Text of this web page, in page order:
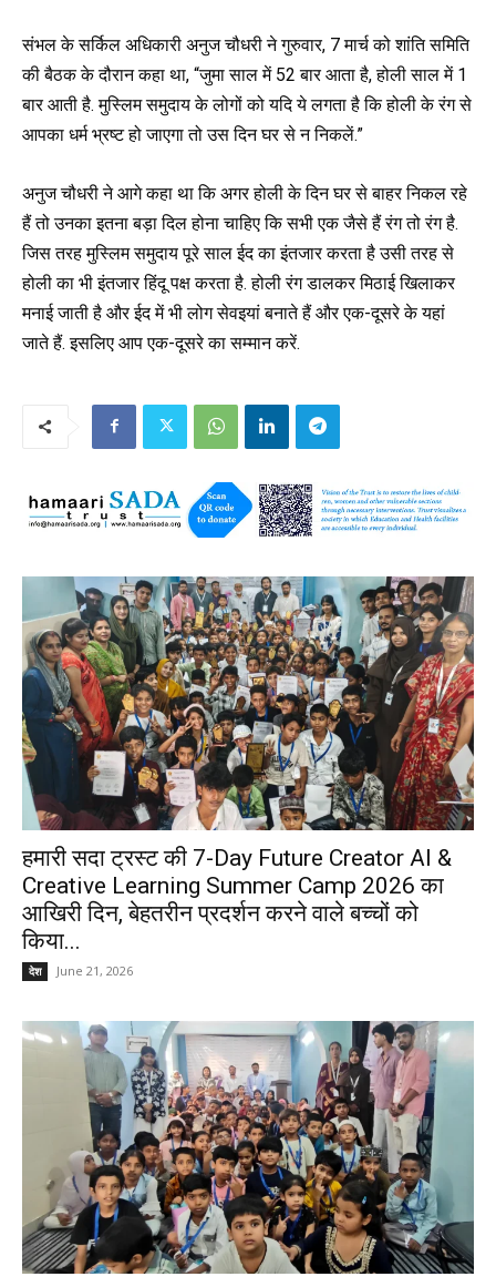
संभल के सर्किल अधिकारी अनुज चौधरी ने गुरुवार, 7 मार्च को शांति समिति
की बैठक के दौरान कहा था, “जुमा साल में 52 बार आता है, होली साल में 1
बार आती है. मुस्लिम समुदाय के लोगों को यदि ये लगता है कि होली के रंग से
आपका धर्म भ्रष्ट हो जाएगा तो उस दिन घर से न निकलें.”
अनुज चौधरी ने आगे कहा था कि अगर होली के दिन घर से बाहर निकल रहे
हैं तो उनका इतना बड़ा दिल होना चाहिए कि सभी एक जैसे हैं रंग तो रंग है.
जिस तरह मुस्लिम समुदाय पूरे साल ईद का इंतजार करता है उसी तरह से
होली का भी इंतजार हिंदू पक्ष करता है. होली रंग डालकर मिठाई खिलाकर
मनाई जाती है और ईद में भी लोग सेवइयां बनाते हैं और एक-दूसरे के यहां
जाते हैं. इसलिए आप एक-दूसरे का सम्मान करें.
हमारी सदा ट्रस्ट की 7-Day Future Creator AI &
Creative Learning Summer Camp 2026 का
आखिरी दिन, बेहतरीन प्रदर्शन करने वाले बच्चों को
किया...
देश June 21, 2026